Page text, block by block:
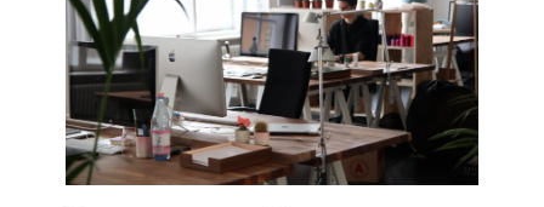
ЗАВОЕВАЛА
МЕДАЛЬ
НА
МЕЖДУНАРОДНОЙ
ОЛИМПИАДЕ
ПО
ИИ